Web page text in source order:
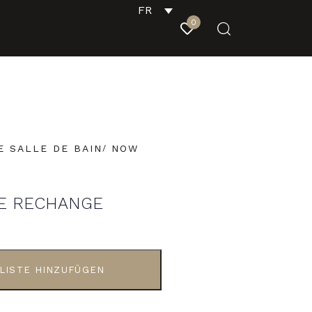
FR
0
SALLE DE BAIN
NOW
RECHANGE
HINZUFÜGEN